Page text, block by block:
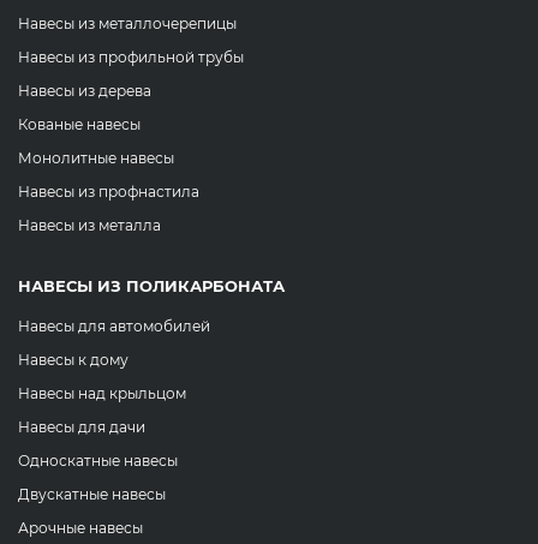
Навесы из металлочерепицы
Навесы из профильной трубы
Навесы из дерева
Кованые навесы
Монолитные навесы
Навесы из профнастила
Навесы из металла
НАВЕСЫ ИЗ ПОЛИКАРБОНАТА
Навесы для автомобилей
Навесы к дому
Навесы над крыльцом
Навесы для дачи
Односкатные навесы
Двускатные навесы
Арочные навесы